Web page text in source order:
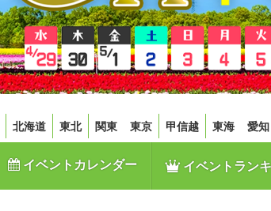
北海道 東北 関東 東京 甲信越 東海 愛知
イベントカレンダー イベントラン